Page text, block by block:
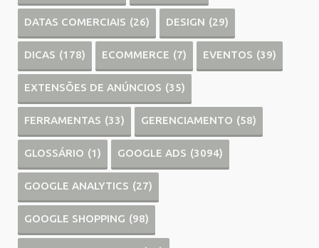
DATAS COMERCIAIS (26) DESIGN (29)
DICAS (178) ECOMMERCE (7) EVENTOS (39)
EXTENSÕES DE ANÚNCIOS (35)
FERRAMENTAS (33) GERENCIAMENTO (58)
GLOSSÁRIO (1) GOOGLE ADS (3094)
GOOGLE ANALYTICS (27)
GOOGLE SHOPPING (98)